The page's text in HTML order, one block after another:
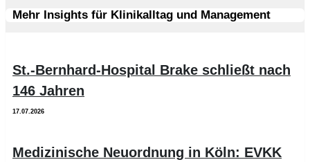
Mehr Insights für Klinikalltag und Management
St.-Bernhard-Hospital Brake schließt nach
146 Jahren
17.07.2026
Medizinische Neuordnung in Köln: EVKK